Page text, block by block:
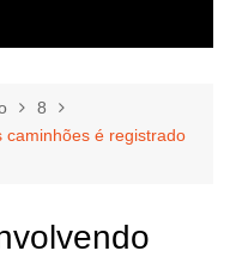
8
caminhões é registrado